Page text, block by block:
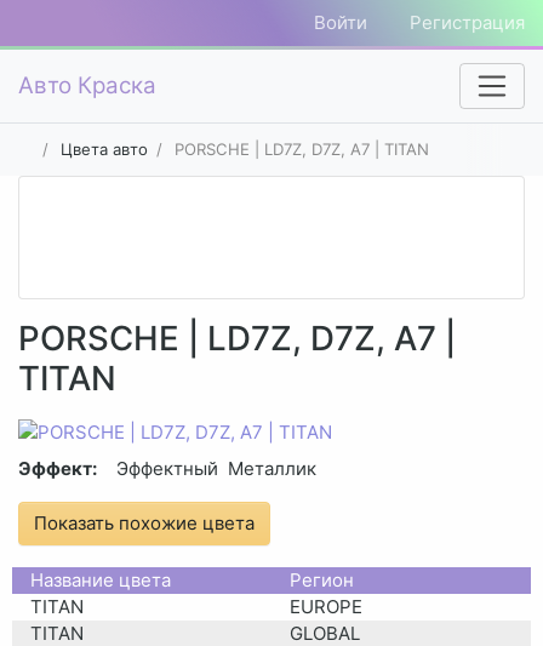
Войти Регистрация
Авто Краска
Цвета авто PORSCHE | LD7Z, D7Z, A7 | TITAN
PORSCHE | LD7Z, D7Z, A7 |
TITAN
Эффект: Эффектный Металлик
Показать похожие цвета
Название цвета
Регион
TITAN
EUROPE
TITAN
GLOBAL